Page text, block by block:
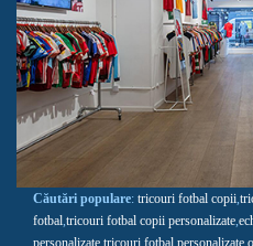
Căutări populare: tricouri fotbal copii
fotbal tricouri fotbal copii personalizate
personalizate tricouri fotbal personalizate